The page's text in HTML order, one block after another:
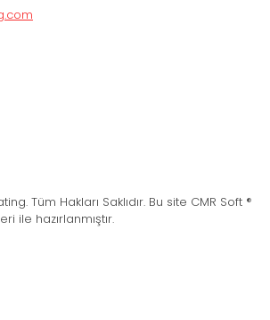
Tüm Hakları Saklıdır. Bu site CMR Soft ®️
ile hazırlanmıştır.